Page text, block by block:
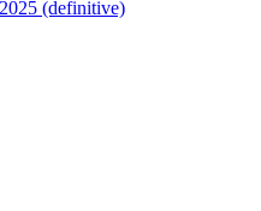
(definitive)